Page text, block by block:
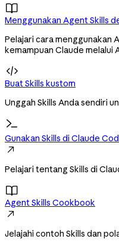

Menggunakan Agent Skills
Pelajari cara menggunakan
kemampuan Claude melalui

Buat Skills kustom
Unggah Skills Anda sendiri
Gunakan Skills di Claude

Pelajari tentang Skills di

Agent Skills Cookbook

Jelajahi contoh Skills dan